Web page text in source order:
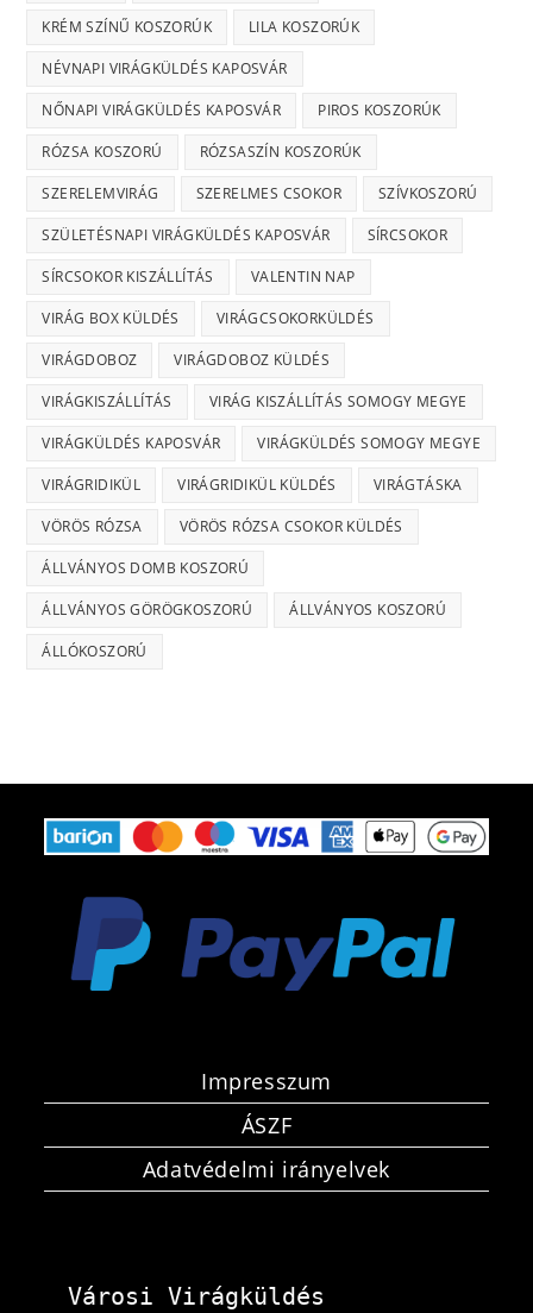
KRÉM SZÍNŰ KOSZORÚK LILA KOSZORÚK
NÉVNAPI VIRÁGKÜLDÉS KAPOSVÁR
NŐNAPI VIRÁGKÜLDÉS KAPOSVÁR PIROS KOSZORÚK
RÓZSA KOSZORÚ RÓZSASZÍN KOSZORÚK
SZERELEMVIRÁG SZERELMES CSOKOR SZÍVKOSZORÚ
SZÜLETÉSNAPI VIRÁGKÜLDÉS KAPOSVÁR SÍRCSOKOR
SÍRCSOKOR KISZÁLLÍTÁS VALENTIN NAP
VIRÁG BOX KÜLDÉS VIRÁGCSOKORKÜLDÉS
VIRÁGDOBOZ VIRÁGDOBOZ KÜLDÉS
VIRÁGKISZÁLLÍTÁS VIRÁG KISZÁLLÍTÁS SOMOGY MEGYE
VIRÁGKÜLDÉS KAPOSVÁR VIRÁGKÜLDÉS SOMOGY MEGYE
VIRÁGRIDIKÜL VIRÁGRIDIKÜL KÜLDÉS VIRÁGTÁSKA
VÖRÖS RÓZSA VÖRÖS RÓZSA CSOKOR KÜLDÉS
ÁLLVÁNYOS DOMB KOSZORÚ
ÁLLVÁNYOS GÖRÖGKOSZORÚ ÁLLVÁNYOS KOSZORÚ
ÁLLÓKOSZORÚ
Impresszum
ÁSZF
Adatvédelmi irányelvek
Városi Virágküldés